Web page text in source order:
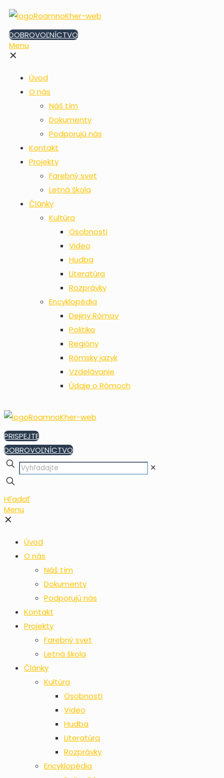
DOBROVOĽNÍCTVO
Menu
✕
Úvod
O nás
Náš tím
Dokumenty
Podporujú nás
Kontakt
Projekty
Farebný svet
Letná škola
Články
Kultúra
Osobnosti
Video
Hudba
Literatúra
Rozprávky
Encyklopédia
Dejiny Rómov
Politika
Regióny
Rómsky jazyk
Vzdelávanie
Údaje o Rómoch
PRISPEJTE
DOBROVOĽNÍCTVO
✕
Hľadať
Menu
✕
Úvod
O nás
Náš tím
Dokumenty
Podporujú nás
Kontakt
Projekty
Farebný svet
Letná škola
Články
Kultúra
Osobnosti
Video
Hudba
Literatúra
Rozprávky
Encyklopédia